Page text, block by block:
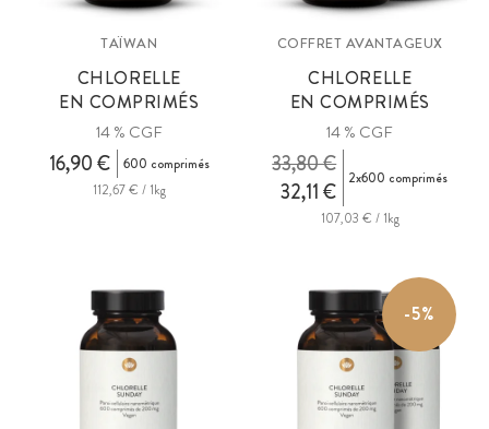
TAÏWAN
CHLORELLE
EN COMPRIMÉS
14 % CGF
16,90 €
600 comprimés
112,67 € / 1kg
COFFRET AVANTAGEUX
CHLORELLE
EN COMPRIMÉS
14 % CGF
32,11 €
33,80 € 2x600 comprimés
107,03 € / 1kg
-5%